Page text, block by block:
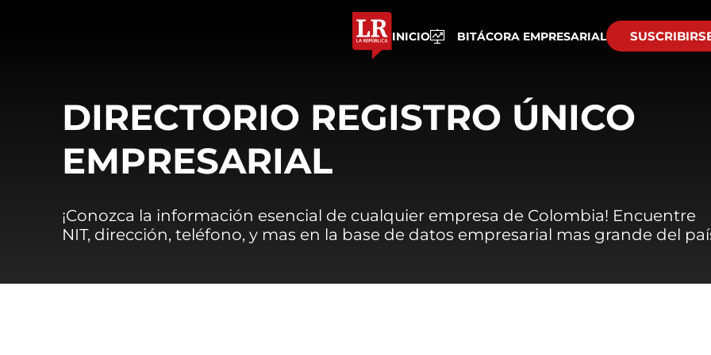
INICIO BITÁCORA EMPRESARIAL
DIRECTORIO REGISTRO ÚNICO
EMPRESARIAL
¡Conozca la información esencial de cualquier empresa de Colombia! Encuentre
NIT, dirección, teléfono, y mas en la base de datos empresarial mas grande del